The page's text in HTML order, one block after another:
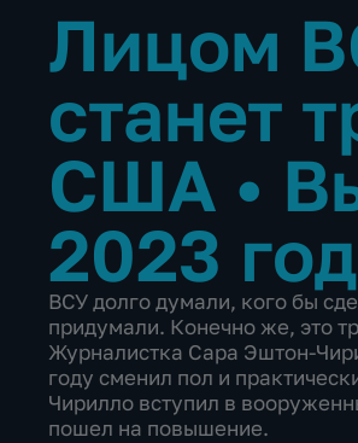
Лицом
станет
США •
2023
ВСУ долго думали, кого бы
придумали. Конечно же, это
Журналистка Сара Эштон-
году сменил пол и
Чирилло вступил в
пошел на повышение.